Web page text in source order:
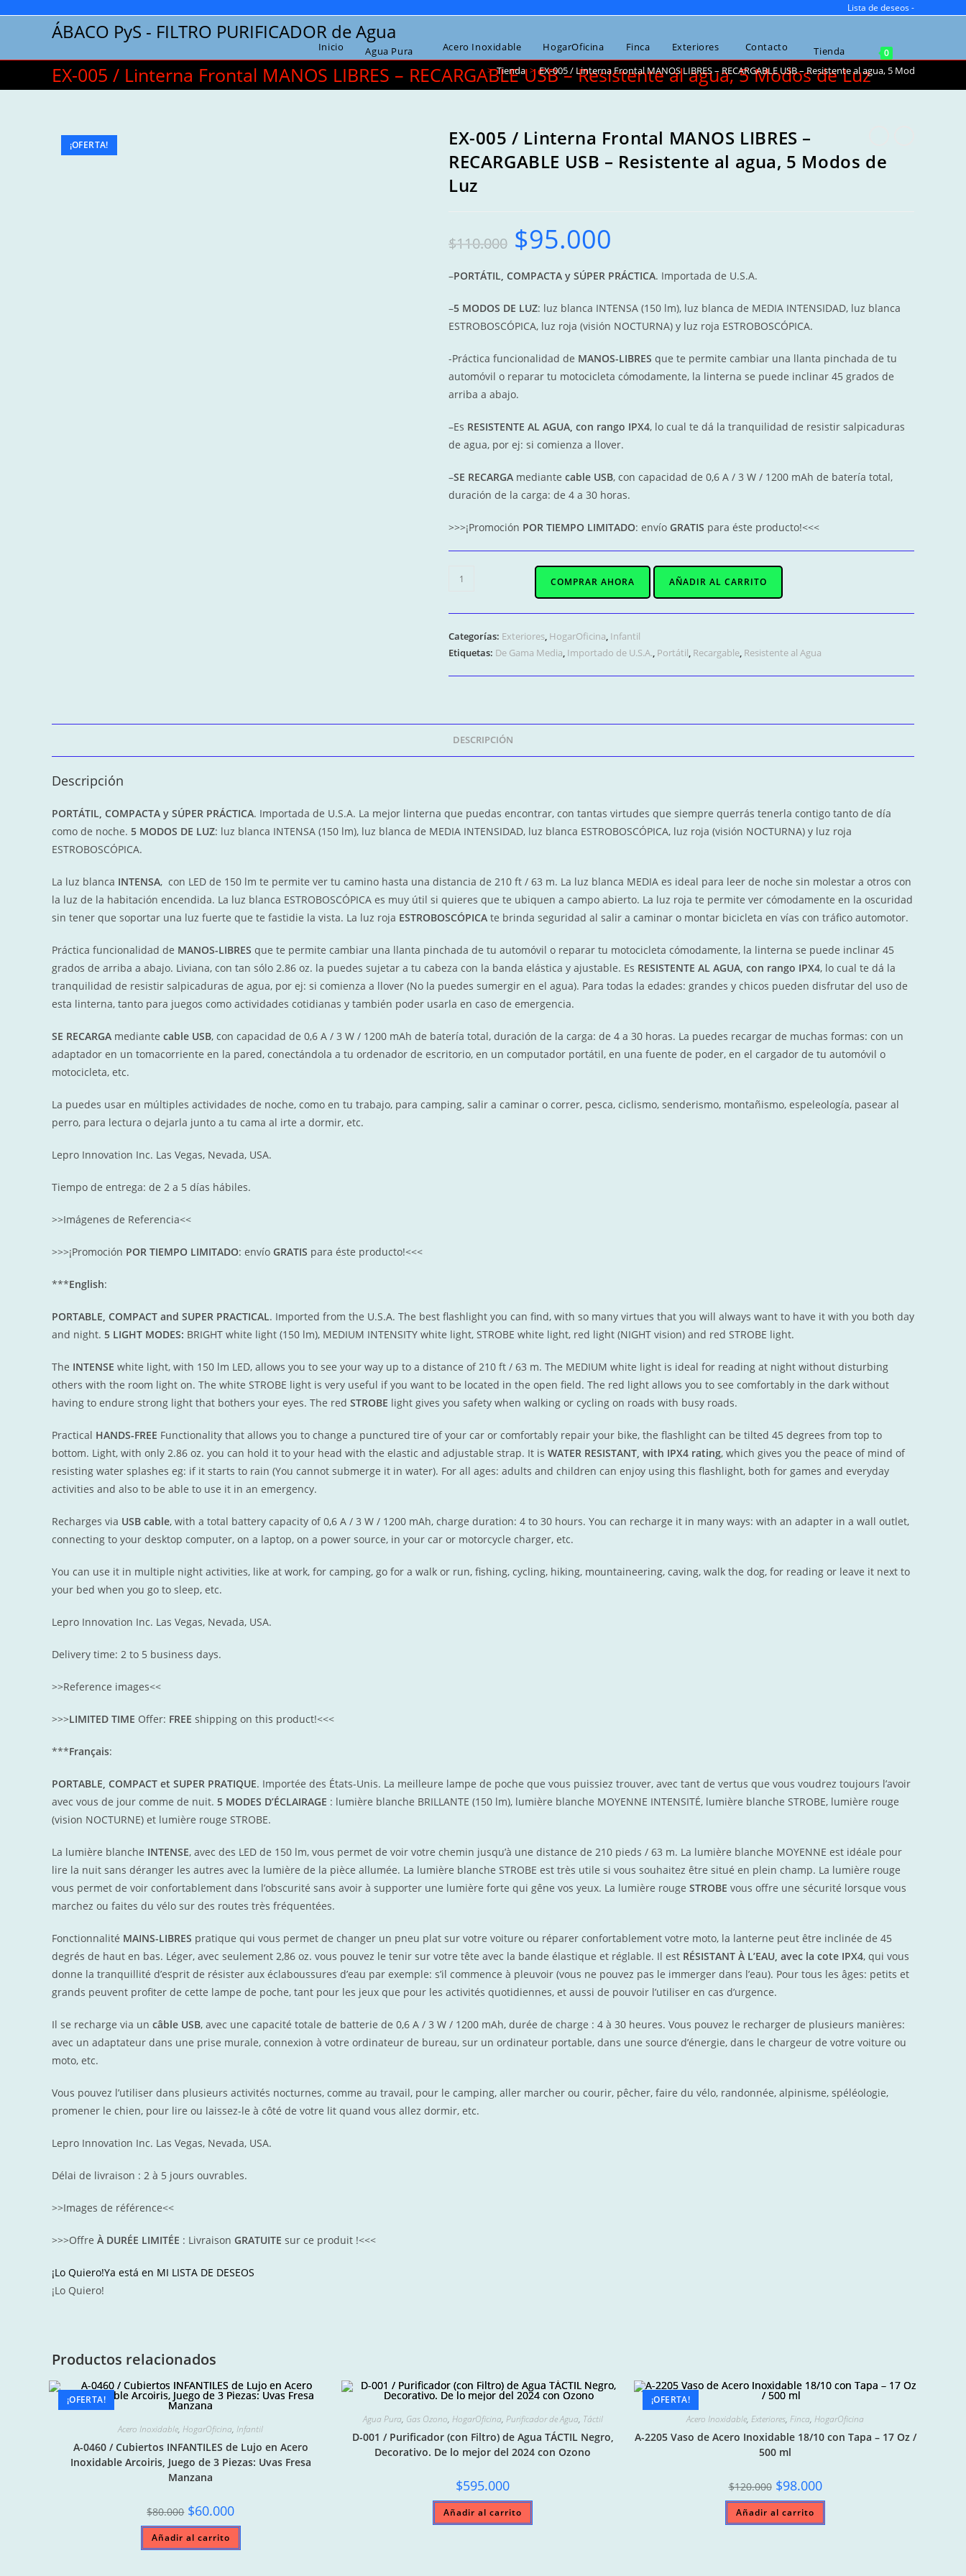
Lista de deseos -
ÁBACO PyS - FILTRO PURIFICADOR de Agua
Inicio Agua Pura Acero Inoxidable HogarOficina Finca Exteriores Contacto Tienda 0
EX-005 / Linterna Frontal MANOS LIBRES – RECARGABLE USB – Resistente al agua, 5 Modos de Luz
> Tienda > EX-005 / Linterna Frontal MANOS LIBRES – RECARGABLE USB – Resistente al agua, 5 Modos de Luz
¡OFERTA!
EX-005 / Linterna Frontal MANOS LIBRES –
RECARGABLE USB – Resistente al agua, 5 Modos de
Luz
$110.000
Original
price
was:
$95.000
–PORTÁTIL, COMPACTA y SÚPER PRÁCTICA. Importada de U.S.A.
–5 MODOS DE LUZ: luz blanca INTENSA (150 lm), luz blanca de MEDIA INTENSIDAD, luz blanca
ESTROBOSCÓPICA, luz roja (visión NOCTURNA) y luz roja ESTROBOSCÓPICA.
-Práctica funcionalidad de MANOS-LIBRES que te permite cambiar una llanta pinchada de tu
automóvil o reparar tu motocicleta cómodamente, la linterna se puede inclinar 45 grados de
arriba a abajo.
–Es RESISTENTE AL AGUA, con rango IPX4, lo cual te dá la tranquilidad de resistir salpicaduras
de agua, por ej: si comienza a llover.
–SE RECARGA mediante cable USB, con capacidad de 0,6 A / 3 W / 1200 mAh de batería total,
duración de la carga: de 4 a 30 horas.
>>>¡Promoción POR TIEMPO LIMITADO: envío GRATIS para éste producto!<<<
EX-
/
Frontal
USB
-
5
Luz
cantidad
COMPRAR AHORA AÑADIR AL CARRITO
Categorías: Exteriores, HogarOficina, Infantil
Etiquetas: De Gama Media, Importado de U.S.A., Portátil, Recargable, Resistente al Agua
DESCRIPCIÓN
Descripción
PORTÁTIL, COMPACTA y SÚPER PRÁCTICA. Importada de U.S.A. La mejor linterna que puedas encontrar, con tantas virtudes que siempre querrás tenerla contigo tanto de día
como de noche. 5 MODOS DE LUZ: luz blanca INTENSA (150 lm), luz blanca de MEDIA INTENSIDAD, luz blanca ESTROBOSCÓPICA, luz roja (visión NOCTURNA) y luz roja
ESTROBOSCÓPICA.
La luz blanca INTENSA, con LED de 150 lm te permite ver tu camino hasta una distancia de 210 ft / 63 m. La luz blanca MEDIA es ideal para leer de noche sin molestar a otros con
la luz de la habitación encendida. La luz blanca ESTROBOSCÓPICA es muy útil si quieres que te ubiquen a campo abierto. La luz roja te permite ver cómodamente en la oscuridad
sin tener que soportar una luz fuerte que te fastidie la vista. La luz roja ESTROBOSCÓPICA te brinda seguridad al salir a caminar o montar bicicleta en vías con tráfico automotor.
Práctica funcionalidad de MANOS-LIBRES que te permite cambiar una llanta pinchada de tu automóvil o reparar tu motocicleta cómodamente, la linterna se puede inclinar 45
grados de arriba a abajo. Liviana, con tan sólo 2.86 oz. la puedes sujetar a tu cabeza con la banda elástica y ajustable. Es RESISTENTE AL AGUA, con rango IPX4, lo cual te dá la
tranquilidad de resistir salpicaduras de agua, por ej: si comienza a llover (No la puedes sumergir en el agua). Para todas la edades: grandes y chicos pueden disfrutar del uso de
esta linterna, tanto para juegos como actividades cotidianas y también poder usarla en caso de emergencia.
SE RECARGA mediante cable USB, con capacidad de 0,6 A / 3 W / 1200 mAh de batería total, duración de la carga: de 4 a 30 horas. La puedes recargar de muchas formas: con un
adaptador en un tomacorriente en la pared, conectándola a tu ordenador de escritorio, en un computador portátil, en una fuente de poder, en el cargador de tu automóvil o
motocicleta, etc.
La puedes usar en múltiples actividades de noche, como en tu trabajo, para camping, salir a caminar o correr, pesca, ciclismo, senderismo, montañismo, espeleología, pasear al
perro, para lectura o dejarla junto a tu cama al irte a dormir, etc.
Lepro Innovation Inc. Las Vegas, Nevada, USA.
Tiempo de entrega: de 2 a 5 días hábiles.
>>Imágenes de Referencia<<
>>>¡Promoción POR TIEMPO LIMITADO: envío GRATIS para éste producto!<<<
***English:
PORTABLE, COMPACT and SUPER PRACTICAL. Imported from the U.S.A. The best flashlight you can find, with so many virtues that you will always want to have it with you both day
and night. 5 LIGHT MODES: BRIGHT white light (150 lm), MEDIUM INTENSITY white light, STROBE white light, red light (NIGHT vision) and red STROBE light.
The INTENSE white light, with 150 lm LED, allows you to see your way up to a distance of 210 ft / 63 m. The MEDIUM white light is ideal for reading at night without disturbing
others with the room light on. The white STROBE light is very useful if you want to be located in the open field. The red light allows you to see comfortably in the dark without
having to endure strong light that bothers your eyes. The red STROBE light gives you safety when walking or cycling on roads with busy roads.
Practical HANDS-FREE Functionality that allows you to change a punctured tire of your car or comfortably repair your bike, the flashlight can be tilted 45 degrees from top to
bottom. Light, with only 2.86 oz. you can hold it to your head with the elastic and adjustable strap. It is WATER RESISTANT, with IPX4 rating, which gives you the peace of mind of
resisting water splashes eg: if it starts to rain (You cannot submerge it in water). For all ages: adults and children can enjoy using this flashlight, both for games and everyday
activities and also to be able to use it in an emergency.
Recharges via USB cable, with a total battery capacity of 0,6 A / 3 W / 1200 mAh, charge duration: 4 to 30 hours. You can recharge it in many ways: with an adapter in a wall outlet,
connecting to your desktop computer, on a laptop, on a power source, in your car or motorcycle charger, etc.
You can use it in multiple night activities, like at work, for camping, go for a walk or run, fishing, cycling, hiking, mountaineering, caving, walk the dog, for reading or leave it next to
your bed when you go to sleep, etc.
Lepro Innovation Inc. Las Vegas, Nevada, USA.
Delivery time: 2 to 5 business days.
>>Reference images<<
>>>LIMITED TIME Offer: FREE shipping on this product!<<<
***Français:
PORTABLE, COMPACT et SUPER PRATIQUE. Importée des États-Unis. La meilleure lampe de poche que vous puissiez trouver, avec tant de vertus que vous voudrez toujours l’avoir
avec vous de jour comme de nuit. 5 MODES D’ÉCLAIRAGE : lumière blanche BRILLANTE (150 lm), lumière blanche MOYENNE INTENSITÉ, lumière blanche STROBE, lumière rouge
(vision NOCTURNE) et lumière rouge STROBE.
La lumière blanche INTENSE, avec des LED de 150 lm, vous permet de voir votre chemin jusqu’à une distance de 210 pieds / 63 m. La lumière blanche MOYENNE est idéale pour
lire la nuit sans déranger les autres avec la lumière de la pièce allumée. La lumière blanche STROBE est très utile si vous souhaitez être situé en plein champ. La lumière rouge
vous permet de voir confortablement dans l’obscurité sans avoir à supporter une lumière forte qui gêne vos yeux. La lumière rouge STROBE vous offre une sécurité lorsque vous
marchez ou faites du vélo sur des routes très fréquentées.
Fonctionnalité MAINS-LIBRES pratique qui vous permet de changer un pneu plat sur votre voiture ou réparer confortablement votre moto, la lanterne peut être inclinée de 45
degrés de haut en bas. Léger, avec seulement 2,86 oz. vous pouvez le tenir sur votre tête avec la bande élastique et réglable. Il est RÉSISTANT À L’EAU, avec la cote IPX4, qui vous
donne la tranquillité d’esprit de résister aux éclaboussures d’eau par exemple: s’il commence à pleuvoir (vous ne pouvez pas le immerger dans l’eau). Pour tous les âges: petits et
grands peuvent profiter de cette lampe de poche, tant pour les jeux que pour les activités quotidiennes, et aussi de pouvoir l’utiliser en cas d’urgence.
Il se recharge via un câble USB, avec une capacité totale de batterie de 0,6 A / 3 W / 1200 mAh, durée de charge : 4 à 30 heures. Vous pouvez le recharger de plusieurs manières:
avec un adaptateur dans une prise murale, connexion à votre ordinateur de bureau, sur un ordinateur portable, dans une source d’énergie, dans le chargeur de votre voiture ou
moto, etc.
Vous pouvez l’utiliser dans plusieurs activités nocturnes, comme au travail, pour le camping, aller marcher ou courir, pêcher, faire du vélo, randonnée, alpinisme, spéléologie,
promener le chien, pour lire ou laissez-le à côté de votre lit quand vous allez dormir, etc.
Lepro Innovation Inc. Las Vegas, Nevada, USA.
Délai de livraison : 2 à 5 jours ouvrables.
>>Images de référence<<
>>>Offre À DURÉE LIMITÉE : Livraison GRATUITE sur ce produit !<<<
¡Lo Quiero!Ya está en MI LISTA DE DESEOS
¡Lo Quiero!
Productos relacionados
¡OFERTA!
Acero Inoxidable,HogarOficina,Infantil
A-0460 / Cubiertos INFANTILES de Lujo en Acero
Inoxidable Arcoiris, Juego de 3 Piezas: Uvas Fresa
Manzana
$80.000 Original
price
was:
$80.000.
$60.000Current
is:
Añadir al carrito
Agua Pura, Gas Ozono, HogarOficina, Purificador de Agua, Táctil
D-001 / Purificador (con Filtro) de Agua TÁCTIL Negro,
Decorativo. De lo mejor del 2024 con Ozono
$595.000
Añadir al carrito
¡OFERTA!
Acero Inoxidable,Exteriores,Finca,HogarOficina
A-2205 Vaso de Acero Inoxidable 18/10 con Tapa – 17 Oz /
500 ml
$120.000 Original
price
was:
$120.000.
$98.000Current
price
is:
Añadir al carrito